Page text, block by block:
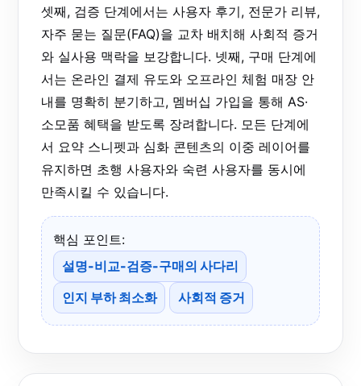
셋째, 검증 단계에서는 사용자 후기, 전문가 리뷰,
자주 묻는 질문(FAQ)을 교차 배치해 사회적 증거
와 실사용 맥락을 보강합니다. 넷째, 구매 단계에
서는 온라인 결제 유도와 오프라인 체험 매장 안
내를 명확히 분기하고, 멤버십 가입을 통해 AS·
소모품 혜택을 받도록 장려합니다. 모든 단계에
서 요약 스니펫과 심화 콘텐츠의 이중 레이어를
유지하면 초행 사용자와 숙련 사용자를 동시에
만족시킬 수 있습니다.
핵심 포인트:
설명-비교-검증-구매의 사다리
인지 부하 최소화
사회적 증거